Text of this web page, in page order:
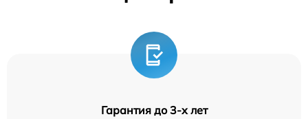
Гарантия до 3-х лет